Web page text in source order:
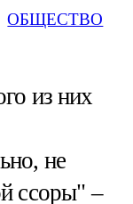
ОБЩЕСТВО
из них
не
ссоры" –